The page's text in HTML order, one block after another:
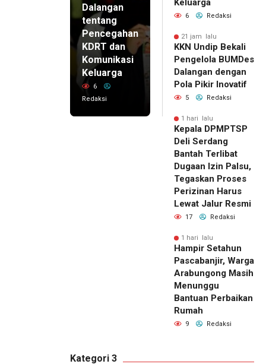
Dalangan
tentang
Pencegahan
KDRT dan
Komunikasi
Keluarga
6
Redaksi
Keluarga
6 Redaksi
21 jam lalu
KKN Undip Bekali
Pengelola BUMDes
Dalangan dengan
Pola Pikir Inovatif
5 Redaksi
1 hari lalu
Kepala DPMPTSP
Deli Serdang
Bantah Terlibat
Dugaan Izin Palsu,
Tegaskan Proses
Perizinan Harus
Lewat Jalur Resmi
17 Redaksi
1 hari lalu
Hampir Setahun
Pascabanjir, Warga
Arabungong Masih
Menunggu
Bantuan Perbaikan
Rumah
9 Redaksi
Kategori 3